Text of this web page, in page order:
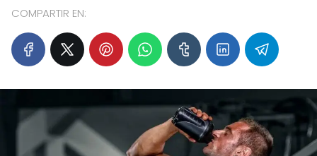
COMPARTIR EN: